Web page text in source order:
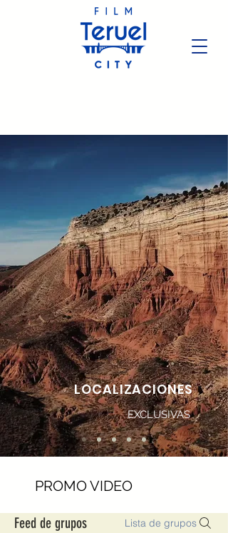
LOCALIZACIONES
EXCLUSIVAS
PROMO VIDEO
Feed de grupos Lista de grupos